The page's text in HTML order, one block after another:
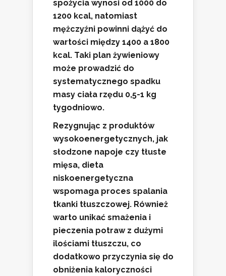
spożycia wynosi od 1000 do
1200 kcal, natomiast
mężczyźni powinni dążyć do
wartości między 1400 a 1800
kcal. Taki plan żywieniowy
może prowadzić do
systematycznego spadku
masy ciała rzędu 0,5-1 kg
tygodniowo.
Rezygnując z produktów
wysokoenergetycznych, jak
słodzone napoje czy tłuste
mięsa, dieta
niskoenergetyczna
wspomaga proces spalania
tkanki tłuszczowej. Również
warto unikać smażenia i
pieczenia potraw z dużymi
ilościami tłuszczu, co
dodatkowo przyczynia się do
obniżenia kaloryczności